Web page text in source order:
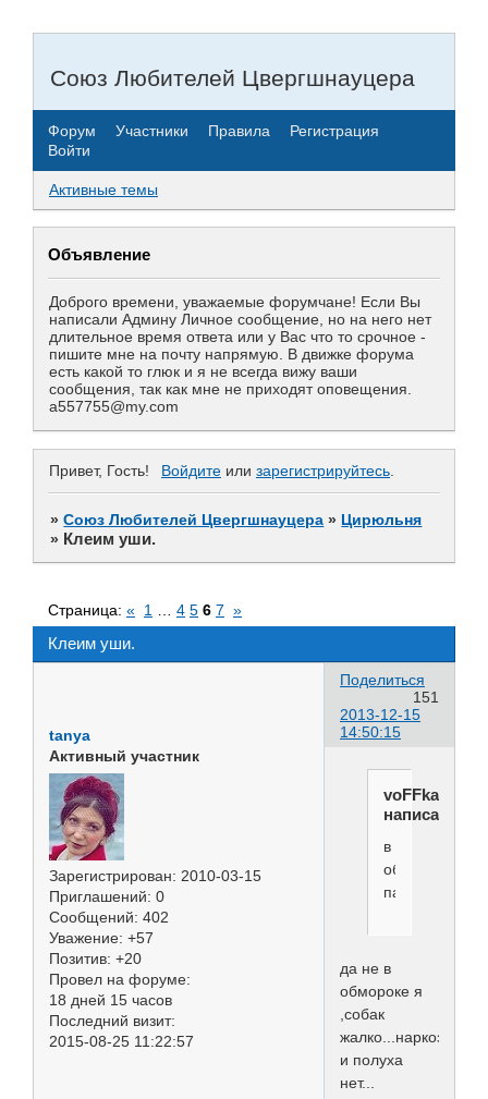
Союз Любителей Цвергшнауцера
Форум Участники Правила
Регистрация
Войти
Активные темы
Объявление
Доброго времени, уважаемые форумчане! Если Вы
написали Админу Личное сообщение, но на него нет
длительное время ответа или у Вас что то срочное -
пишите мне на почту напрямую. В движке форума
есть какой то глюк и я не всегда вижу ваши
сообщения, так как мне не приходят оповещения.
a557755@my.com
Привет, Гость! Войдите или зарегистрируйтесь.
»Союз Любителей Цвергшнауцера » Цирюльня
» Клеим уши.
Клеим уши.
Страница: « 1 4 5 6 7 »
Поделиться
151
2013-12-15
14:50:15
tanya
Активный участник
Зарегистрирован: 2010-03-15
Приглашений: 0
Сообщений: 402
Уважение: +57
Позитив: +20
Провел на форуме:
18 дней 15 часов
Последний визит:
2015-08-25 11:22:57
voFFka
написал(а):
в
обмороки
падают
да не в
обмороке я
,собак
жалко...наркоз
и полуха
нет...